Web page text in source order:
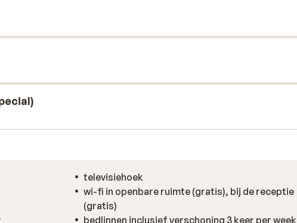
televisiehoek
wi-fi in openbare ruimte (gratis), bij de receptie
(gratis)
bedlinnen inclusief verschoning 3 keer per week